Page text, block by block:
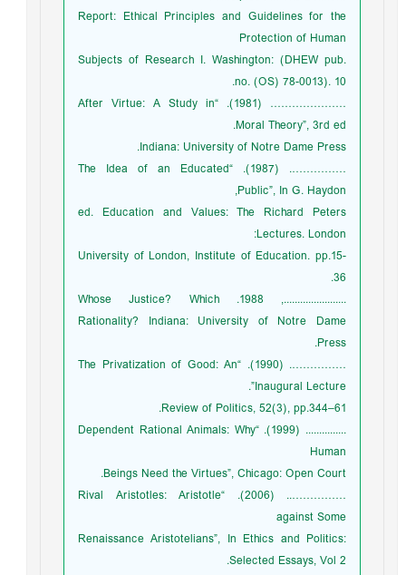
Report: Ethical Principles and Guidelines for the
Protection of Human
Subjects of Research I. Washington: (DHEW pub.
no. (OS) 78-0013). 10.
………………… (1981). “After Virtue: A Study in
Moral Theory”, 3rd ed.
Indiana: University of Notre Dame Press.
……………. (1987). “The Idea of an Educated
Public”, In G. Haydon,
ed. Education and Values: The Richard Peters
Lectures. London:
University of London, Institute of Education. pp.15-
36.
......................., 1988. Whose Justice? Which
Rationality? Indiana: University of Notre Dame
Press.
……………. (1990). “The Privatization of Good: An
Inaugural Lecture”.
Review of Politics, 52(3), pp.344–61.
............... (1999). “Dependent Rational Animals: Why
Human
Beings Need the Virtues”, Chicago: Open Court.
…………….. (2006). “Rival Aristotles: Aristotle
against Some
Renaissance Aristotelians”, In Ethics and Politics:
Selected Essays, Vol 2.